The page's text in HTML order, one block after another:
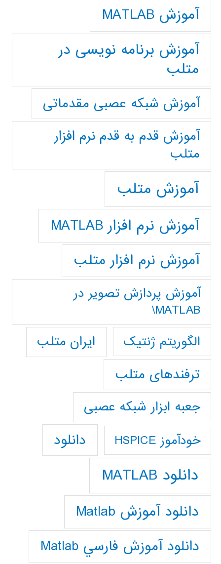
آموزش MATLAB
آموزش برنامه نویسی در
متلب
آموزش شبکه عصبی مقدماتی
آموزش قدم به قدم نرم افزار
متلب
آموزش متلب
آموزش نرم افزار MATLAB
آموزش نرم افزار متلب
آموزش پردازش تصوير در
MATLAB\
الگوریتم ژنتیک
ایران متلب
ترفندهای متلب
جعبه ابزار شبکه عصبی
خودآموز HSPICE دانلود
دانلود MATLAB
دانلود آموزش Matlab
دانلود آموزش فارسي Matlab